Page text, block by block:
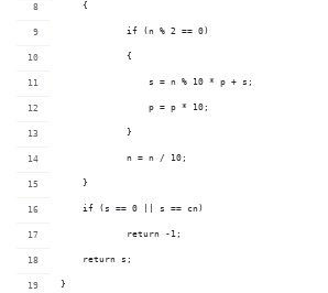
    {
	    {
	    }
    }
    if (s == 0 || s == cn)
	    return -1;
    return s;
}